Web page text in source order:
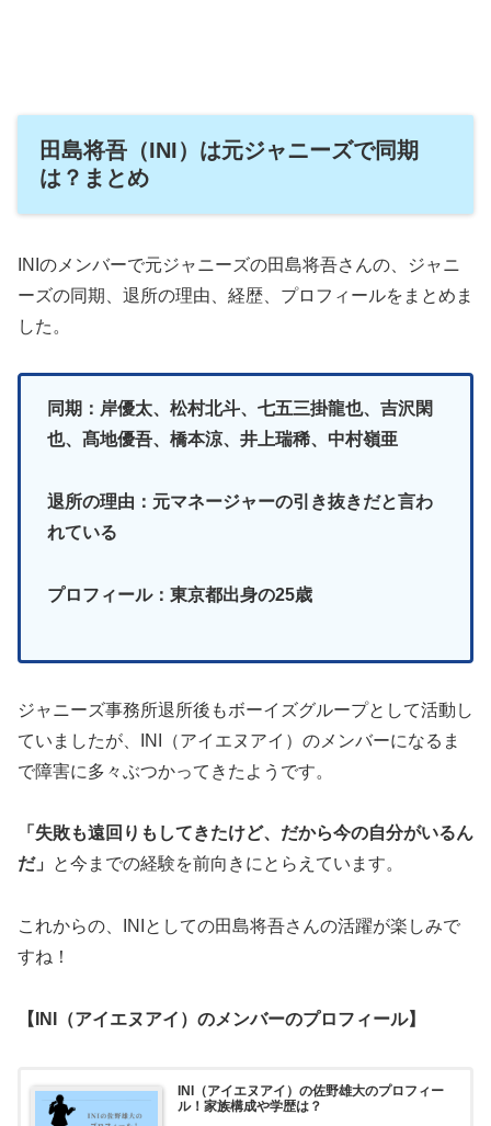
田島将吾（INI）は元ジャニーズで同期
は？まとめ
INIのメンバーで元ジャニーズの田島将吾さんの、ジャニ
ーズの同期、退所の理由、経歴、プロフィールをまとめま
した。
同期：岸優太、松村北斗、七五三掛龍也、吉沢閑
也、髙地優吾、橋本涼、井上瑞稀、中村嶺亜
退所の理由：元マネージャーの引き抜きだと言わ
れている
プロフィール：東京都出身の25歳
ジャニーズ事務所退所後もボーイズグループとして活動し
ていましたが、INI（アイエヌアイ）のメンバーになるま
で障害に多々ぶつかってきたようです。
「失敗も遠回りもしてきたけど、だから今の自分がいるん
だ」
と今までの経験を前向きにとらえています。
これからの、INIとしての田島将吾さんの活躍が楽しみで
すね！
【INI（アイエヌアイ）のメンバーのプロフィール】
INI（アイエヌアイ）の佐野雄大のプロフィー
ル！家族構成や学歴は？